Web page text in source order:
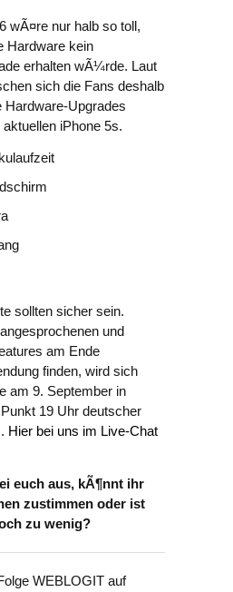
wÃ¤re nur halb so toll,
Hardware kein
erhalten wÃ¼rde. Laut
sich die Fans deshalb
Hardware-Upgrades
iPhone 5s.
sollten sicher sein.
und
am Ende
finden, wird sich
am 9. September in
19 Uhr deutscher
Hier bei uns im Live-Chat
euch aus, kÃ¶nnt ihr
zustimmen oder ist
zu wenig?
WEBLOGIT auf